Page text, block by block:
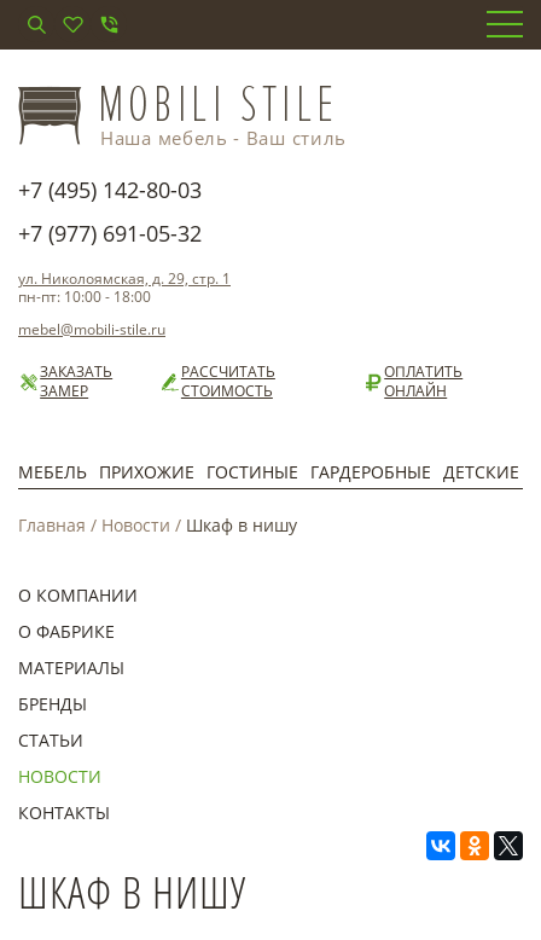
Наша мебель - Ваш стиль
+7 (495) 142-80-03
+7 (977) 691-05-32
ул. Николоямская, д. 29, стр. 1
пн-пт: 10:00 - 18:00
mebel@mobili-stile.ru
ЗАКАЗАТЬ
ЗАМЕР
РАССЧИТАТЬ
СТОИМОСТЬ
ОПЛАТИТЬ
ОНЛАЙН
МЕБЕЛЬ ПРИХОЖИЕ ГОСТИНЫЕ ГАРДЕРОБНЫЕ ДЕТСКИЕ
Главная / Новости / Шкаф в нишу
О КОМПАНИИ
О ФАБРИКЕ
МАТЕРИАЛЫ
БРЕНДЫ
СТАТЬИ
НОВОСТИ
КОНТАКТЫ
ШКАФ В НИШУ